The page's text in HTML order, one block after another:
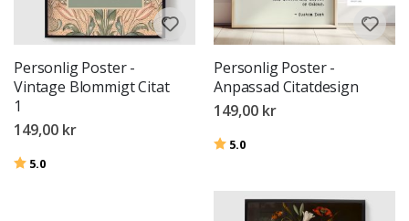
Personlig Poster -
Vintage Blommigt Citat
1
149,00 kr
Betyg:
5.0
Personlig Poster -
Anpassad Citatdesign
149,00 kr
Betyg:
5.0